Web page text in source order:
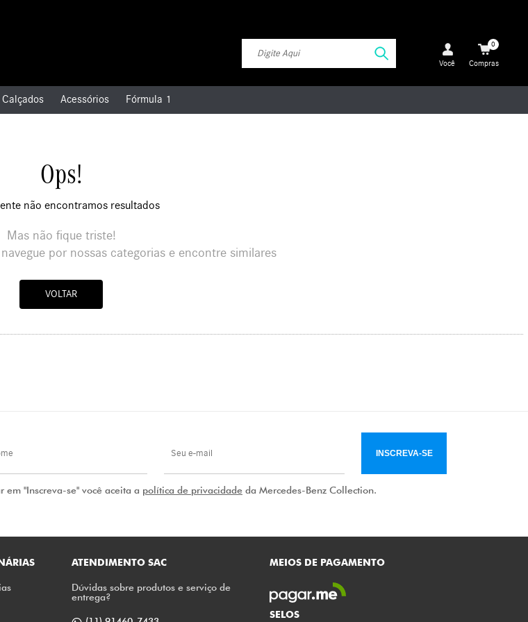
Você Compras
0
Calçados Acessórios Fórmula 1
Ops!
não encontramos resultados
Mas não fique triste!
por nossas categorias e encontre similares
VOLTAR
em "Inscreva-se" você aceita a política de privacidade da Mercedes-Benz Collection.
INSCREVA-SE
ATENDIMENTO SAC
Dúvidas sobre produtos e serviço de
entrega?
MEIOS DE PAGAMENTO
SELOS